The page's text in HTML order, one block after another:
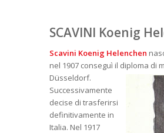
SCAVINI Koenig
Scavini Koenig Helenchen
nel 1907 conseguì il diploma di
Düsseldorf.
Successivamente
decise di trasferirsi
definitivamente in
Italia. Nel 1917